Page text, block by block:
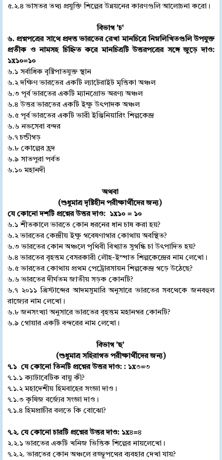
৫.২.৪ ভাসতর তথ্য প্রযুক্তি শিল্পের উন্নয়নের কারণগুলি আলোচনা করো।
বিভাগ 'চ'
৬. প্রশ্নপত্রের সাথে প্রদত্ত ভারতের রেখা মানচিত্রে নিম্নলিখিতগুলি উপযুক্ত
প্রতীক ও নামসহ চিহ্নিত করে মানচিত্রটি উত্তরপত্রের সঙ্গে জুড়ে দাও:
১x১০=১০
৬.১ সর্বাধিক বৃষ্টিপাতযুক্ত স্থান
৬.২ দক্ষিণ ভারতের একটি ল্যাটেরাইট মৃত্তিকা অঞ্চল
৬.৩ পূর্ব ভারতের একটি ম্যানগ্রোভ অরণ্য অঞ্চল
৬.৪ উত্তর ভারতের একটি ইক্ষু উৎপাদক অঞ্চল
৬.৫ পূর্ব ভারতের একটি ভারী ইঞ্জিনিয়ারিং শিল্পকেন্দ্র
৬.৬ নভসেবা বন্দর
৬.৭ চন্ডীগড়
৬.৮ কোল্পের হ্রদ
৬.৯ সাতপুরা পর্বত
৬.১০ মহানদী
অথবা
(শুধুমাত্র দৃষ্টিহীন পরীক্ষার্থীদের জন্য)
যে কোনো দশটি প্রশ্নের উত্তর দাও: ১x১০ = ১০
৬.১ শীতকালে ভারতে কোন ধরনের ধান চাষ করা হয়?
৬.২ ভারতের কেন্দ্রীয় ইক্ষু গবেষণাগার কোথায় অবস্থিত?
৬.৩ ভারতের কোন অঞ্চলে পৃথিবী বিখ্যাত সুগন্ধি চা উৎপাদিত হয়?
৬.৪ ভারতের বৃহত্তম বেসরকারী লৌহ-ইস্পাত শিল্পকেন্দ্রের নাম লেখো।
৬.৫ ভারতের কোথায় প্রথম পেট্রোরসায়ন শিল্পকেন্দ্র গড়ে উঠেছে?
৬.৬ ভারতের দীর্ঘতম জাতীয় সড়ক কোনটি?
৬.৭ ২০১১ খ্রিস্টাব্দের আদমসুমারি অনুসারে ভারতের সবথেকে জনবহুল
রাজ্যের নাম লেখো।
৬.৮ জনসংখ্যা অনুসারে ভারতের বৃহত্তম মহানগর কোনটি?
৬.৯ গোয়ার একটি বন্দরের নাম লেখো।
বিভাগ 'ছ'
(শুধুমাত্র সহিরাগত পরীক্ষার্থীদের জন্য)
৭.১ যে কোনো তিনটি প্রশ্নের উত্তর দাও: : ১x৩=৩
৭.১.১ ক্যাটাবেটিক বায়ু কী?
৭.১.২ মহাদেশীয় হিমবাহের সংজ্ঞা দাও।
৭.১.৩ কৃষিজ বর্জ্যের সংজ্ঞা দাও।
৭.১.৪ হিমপ্রাচীর বলতে কি বোঝো?
৭.২. যে কোনো চারটি প্রশ্নের উত্তর দাও: ১x৪=৪
২.২.১ ভারতের একটি খনিজ ভিত্তিক শিল্পের নায়লেখো।
৭.২.২. ভারতের কোন অঞ্চলে রজ্জুপথের ব্যবহার দেখা যায়?